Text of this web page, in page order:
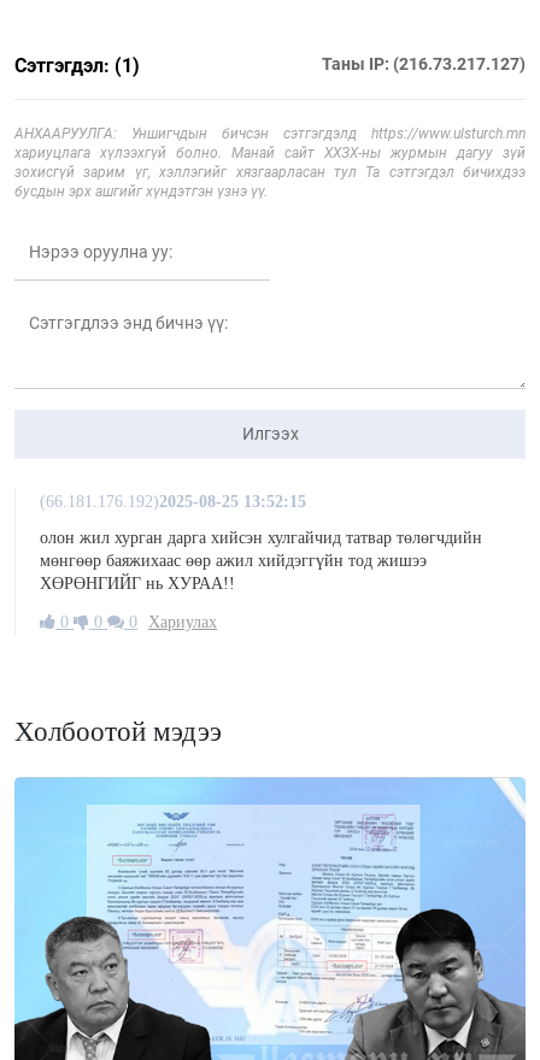
Сэтгэгдэл: (1) Таны IP: (216.73.217.127)
АНХААРУУЛГА: Уншигчдын бичсэн сэтгэгдэлд https://www.ulsturch.mn
хариуцлага хүлээхгүй болно. Манай сайт ХХЗХ-ны журмын дагуу зүй
зохисгүй зарим үг, хэллэгийг хязгаарласан тул Та сэтгэгдэл бичихдээ
бусдын эрх ашгийг хүндэтгэн үзнэ үү.
Илгээх
(66.181.176.192)2025-08-25 13:52:15
олон жил хурган дарга хийсэн хулгайчид татвар төлөгчдийн
мөнгөөр баяжихаас өөр ажил хийдэггүйн тод жишээ
ХӨРӨНГИЙГ нь ХУРАА!!
0 0 0 Хариулах
Холбоотой мэдээ